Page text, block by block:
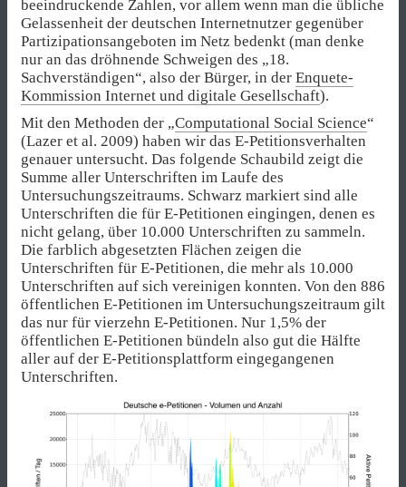
beeindruckende Zahlen, vor allem wenn man die übliche
Gelassenheit der deutschen Internetnutzer gegenüber
Partizipationsangeboten im Netz bedenkt (man denke
nur an das dröhnende Schweigen des „18.
Sachverständigen“, also der Bürger, in der Enquete-
Kommission Internet und digitale Gesellschaft).
Mit den Methoden der „Computational Social Science“
(Lazer et al. 2009) haben wir das E-Petitionsverhalten
genauer untersucht. Das folgende Schaubild zeigt die
Summe aller Unterschriften im Laufe des
Untersuchungszeitraums. Schwarz markiert sind alle
Unterschriften die für E-Petitionen eingingen, denen es
nicht gelang, über 10.000 Unterschriften zu sammeln.
Die farblich abgesetzten Flächen zeigen die
Unterschriften für E-Petitionen, die mehr als 10.000
Unterschriften auf sich vereinigen konnten. Von den 886
öffentlichen E-Petitionen im Untersuchungszeitraum gilt
das nur für vierzehn E-Petitionen. Nur 1,5% der
öffentlichen E-Petitionen bündeln also gut die Hälfte
aller auf der E-Petitionsplattform eingegangenen
Unterschriften.